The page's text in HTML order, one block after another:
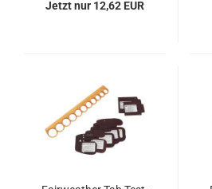
Jetzt nur 12,62 EUR